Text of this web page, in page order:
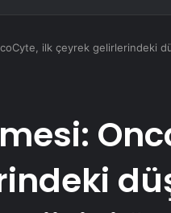
ilk çeyrek gelirlerindeki